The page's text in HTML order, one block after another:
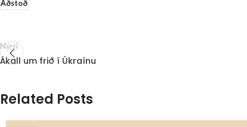
Aðstoð
Nýrri
Ákall um frið í Úkraínu
Related Posts